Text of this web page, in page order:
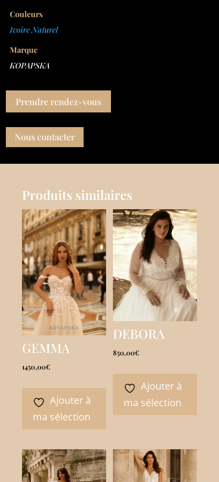
Couleurs
Ivoire Naturel
Marque
KOPAPSKA
Prendre rendez-vous
Nous contacter
Produits similaires
GEMMA
1450,00€
Ajouter à
ma sélection
DEBORA
850,00€
Ajouter à
ma sélection